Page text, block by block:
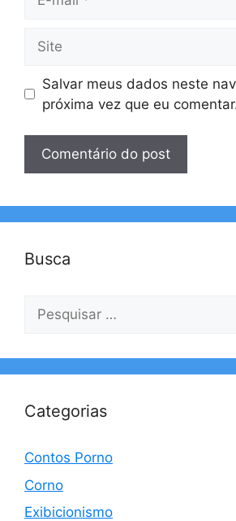
mail
Salvar meus dados neste
próxima vez que eu
Busca
Pesquisar
Categorias
Contos Porno
Corno
Exibicionismo